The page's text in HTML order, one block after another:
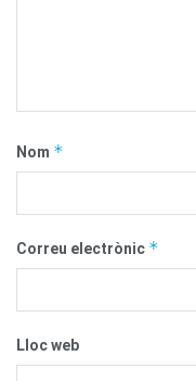
Nom *
Correu electrònic *
Lloc web